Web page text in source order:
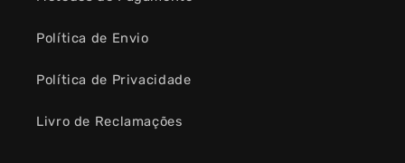
Política de Envio
Política de Privacidade
Livro de Reclamações